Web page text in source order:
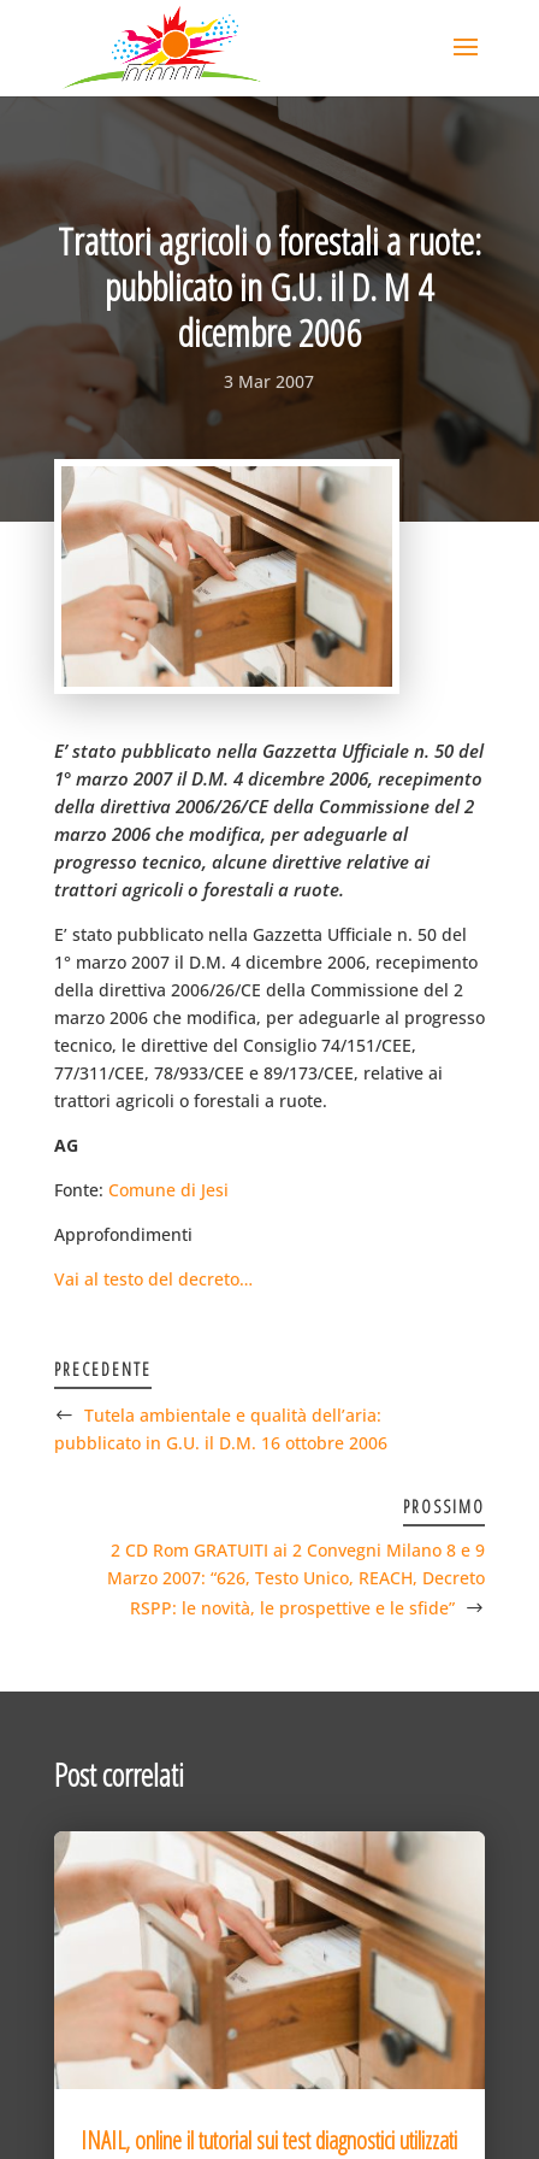
Trattori agricoli o forestali a ruote:
pubblicato in G.U. il D. M 4
dicembre 2006
3 Mar 2007
E’ stato pubblicato nella Gazzetta Ufficiale n. 50 del
1° marzo 2007 il D.M. 4 dicembre 2006, recepimento
della direttiva 2006/26/CE della Commissione del 2
marzo 2006 che modifica, per adeguarle al
progresso tecnico, alcune direttive relative ai
trattori agricoli o forestali a ruote.
E’ stato pubblicato nella Gazzetta Ufficiale n. 50 del
1° marzo 2007 il D.M. 4 dicembre 2006, recepimento
della direttiva 2006/26/CE della Commissione del 2
marzo 2006 che modifica, per adeguarle al progresso
tecnico, le direttive del Consiglio 74/151/CEE,
77/311/CEE, 78/933/CEE e 89/173/CEE, relative ai
trattori agricoli o forestali a ruote.
AG
Fonte: Comune di Jesi
Approfondimenti
Vai al testo del decreto…
PRECEDENTE
Tutela ambientale e qualità dell’aria:
pubblicato in G.U. il D.M. 16 ottobre 2006
PROSSIMO
2 CD Rom GRATUITI ai 2 Convegni Milano 8 e 9
Marzo 2007: “626, Testo Unico, REACH, Decreto
RSPP: le novità, le prospettive e le sfide”
Post correlati
INAIL, online il tutorial sui test diagnostici utilizzati